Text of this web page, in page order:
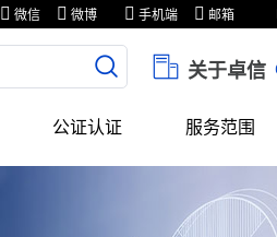
微信 微博 手机端 邮箱
关于卓信
公证认证 服务范围